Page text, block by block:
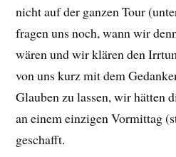
nicht auf der ganzen Tour
fragen uns noch, wann wir
wären und wir klären den
von uns kurz mit dem
Glauben zu lassen, wir hätten
an einem einzigen Vormittag
geschafft.